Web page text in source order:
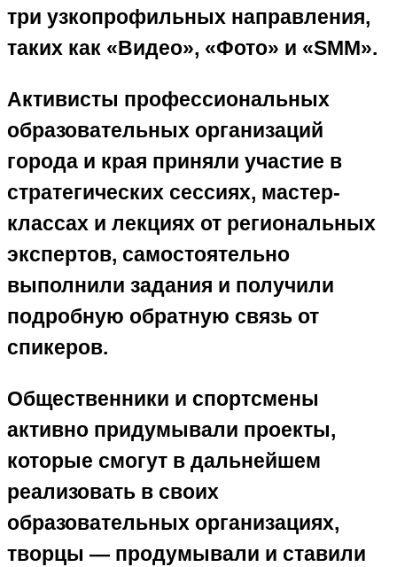
три узкопрофильных направления,
таких как «Видео», «Фото» и «SMM».
Активисты профессиональных
образовательных организаций
города и края приняли участие в
стратегических сессиях, мастер-
классах и лекциях от региональных
экспертов, самостоятельно
выполнили задания и получили
подробную обратную связь от
спикеров.
Общественники и спортсмены
активно придумывали проекты,
которые смогут в дальнейшем
реализовать в своих
образовательных организациях,
творцы — продумывали и ставили